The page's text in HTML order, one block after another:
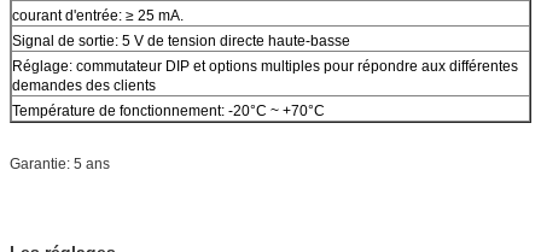
courant d'entrée: ≥ 25 mA.
Signal de sortie: 5 V de tension directe haute-basse
Réglage: commutateur DIP et options multiples pour répondre aux différentes
demandes des clients
Température de fonctionnement: -20°C ~ +70°C
Garantie: 5 ans